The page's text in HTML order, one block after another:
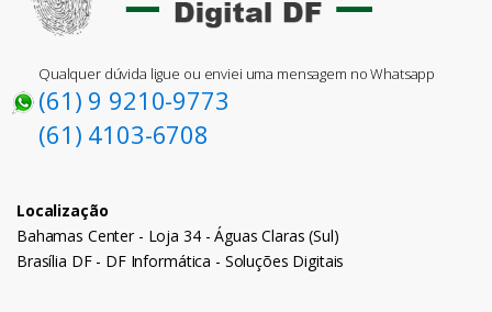
Qualquer dúvida ligue ou enviei uma mensagem no Whatsapp
(61) 9 9210-9773
(61) 4103-6708
Localização
Bahamas Center - Loja 34 - Águas Claras (Sul)
Brasília DF - DF Informática - Soluções Digitais